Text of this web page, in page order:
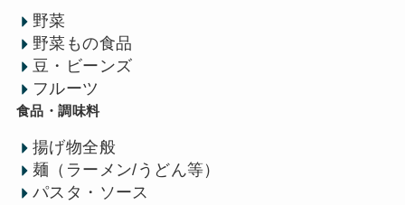
野菜
野菜もの食品
豆・ビーンズ
フルーツ
食品・調味料
揚げ物全般
麺（ラーメン/うどん等）
パスタ・ソース